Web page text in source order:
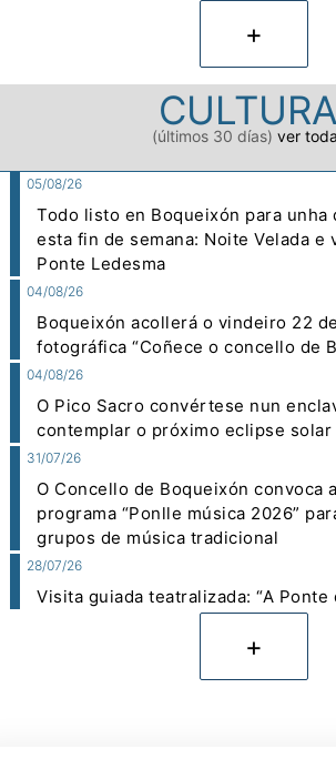
+
CULTURA
(últimos 30 días) ver
05/08/26
Todo listo en Boqueixón para
esta fin de semana: Noite Velada e
Ponte Ledesma
04/08/26
Boqueixón acollerá o vindeiro 22
fotográfica “Coñece o concello de
04/08/26
O Pico Sacro convértese nun
contemplar o próximo eclipse solar
31/07/26
O Concello de Boqueixón convoca
programa “Ponlle música 2026”
grupos de música tradicional
28/07/26
Visita guiada teatralizada: “A Ponte
+